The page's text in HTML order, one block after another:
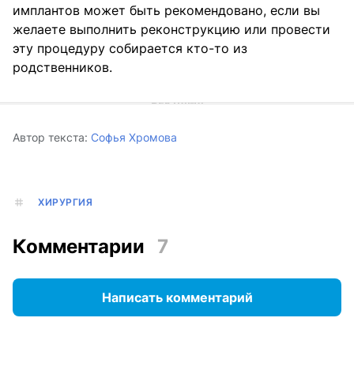
имплантов может быть рекомендовано, если вы
желаете выполнить реконструкцию или провести
эту процедуру собирается кто-то из
родственников.
Автор текста: Софья Хромова
ХИРУРГИЯ
Комментарии 7
Написать комментарий